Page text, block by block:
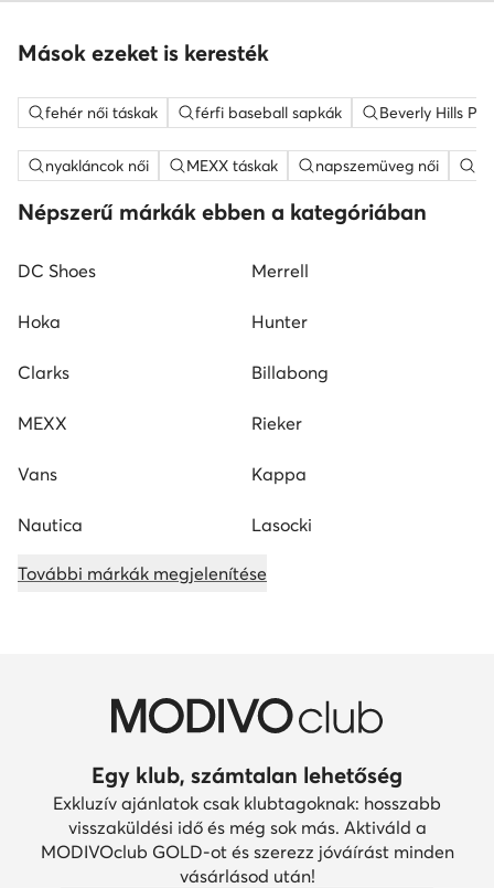
Mások ezeket is keresték
fehér női táskak férfi baseball sapkák Beverly Hills
nyakláncok női MEXX táskak napszemüveg női
Népszerű márkák ebben a kategóriában
DC Shoes Merrell
Hoka Hunter
Clarks Billabong
MEXX Rieker
Vans Kappa
Nautica Lasocki
További márkák megjelenítése
Egy klub, számtalan lehetőség
Exkluzív ajánlatok csak klubtagoknak: hosszabb
visszaküldési idő és még sok más. Aktiváld a
MODIVOclub GOLD-ot és szerezz jóváírást minden
vásárlásod után!